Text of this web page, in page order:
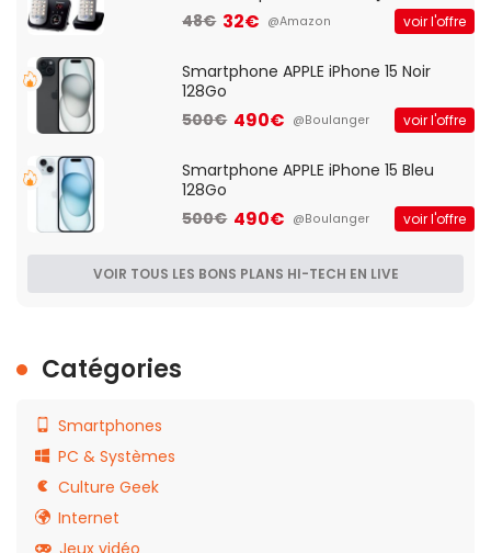
Française]
48€ 32€ @Amazon voir l'offre
Smartphone APPLE iPhone 15 Noir
128Go
500€ 490€ @Boulanger voir l'offre
Smartphone APPLE iPhone 15 Bleu
128Go
500€ 490€ @Boulanger voir l'offre
VOIR TOUS LES BONS PLANS HI-TECH EN LIVE
Catégories
Smartphones
PC & Systèmes
Culture Geek
Internet